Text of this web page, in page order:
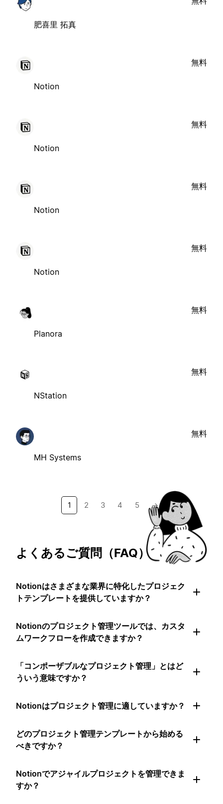
肥喜里 拓真
Notion
無料
Notion
無料
Notion
無料
Notion
無料
Planora
無料
NStation
無料
MH Systems
無料
1 2 3 4 5 →
よくあるご質問（FAQ）
Notionはさまざまな業界に特化したプロジェク
トテンプレートを提供していますか？
Notionのプロジェクト管理ツールでは、カスタ
ムワークフローを作成できますか？
「コンポーザブルなプロジェクト管理」とはど
ういう意味ですか？
Notionはプロジェクト管理に適していますか？
どのプロジェクト管理テンプレートから始める
べきですか？
Notionでアジャイルプロジェクトを管理できま
すか？